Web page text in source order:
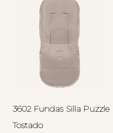
3602 Fundas Silla Puzzle
Tostado